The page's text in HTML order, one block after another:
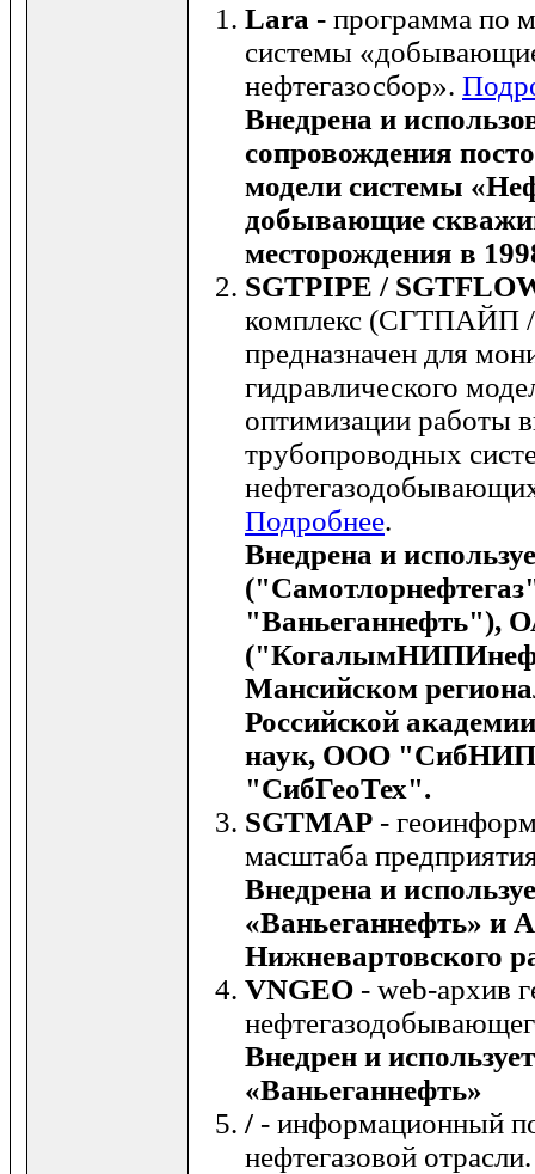
Lara - программа по
системы
нефтегазосбор».
Внедрена и
сопровождения
модели системы
добывающие
месторождения в
SGTPIPE /
комплекс
предназначен для
гидравлического
оптимизации работы
трубопроводных
Подробнее.
Внедрена и
"Ваньеганнефть"),
Мансийском
Российской
наук, ООО
"СибГеоТех".
SGTMAP -
масштаба
Внедрена и
«Ваньеганнефть» и
Нижневартовского
VNGEO - web-архив
Внедрен и
«Ваньеганнефть»
/ - информационный
нефтегазовой